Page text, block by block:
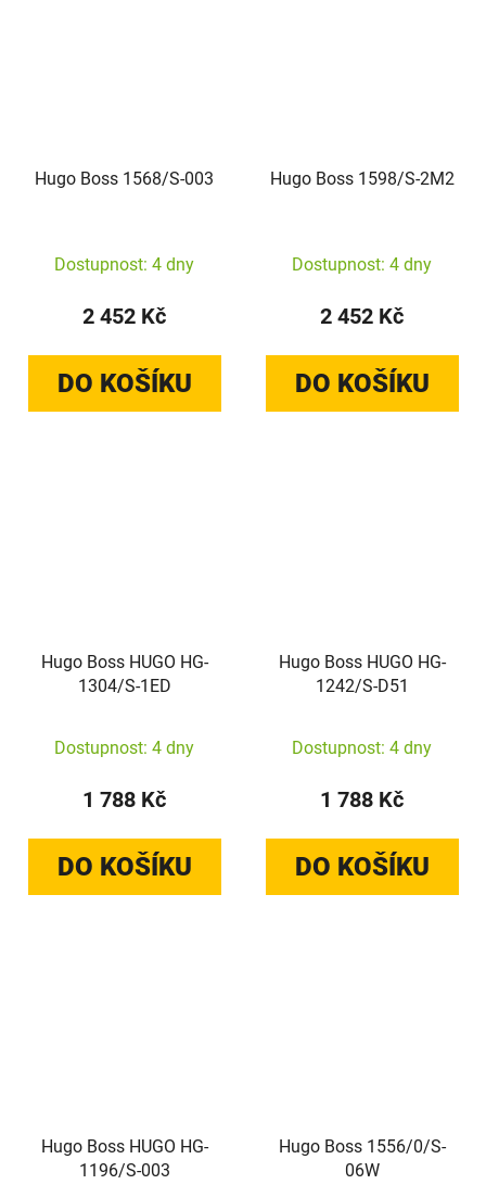
Hugo Boss 1568/S-003
Dostupnost: 4 dny
2 452 Kč
DO KOŠÍKU
Hugo Boss 1598/S-2M2
Dostupnost: 4 dny
2 452 Kč
DO KOŠÍKU
Hugo Boss HUGO HG-
1304/S-1ED
Dostupnost: 4 dny
1 788 Kč
DO KOŠÍKU
Hugo Boss HUGO HG-
1242/S-D51
Dostupnost: 4 dny
1 788 Kč
DO KOŠÍKU
Hugo Boss HUGO HG-
1196/S-003
Hugo Boss 1556/0/S-
06W